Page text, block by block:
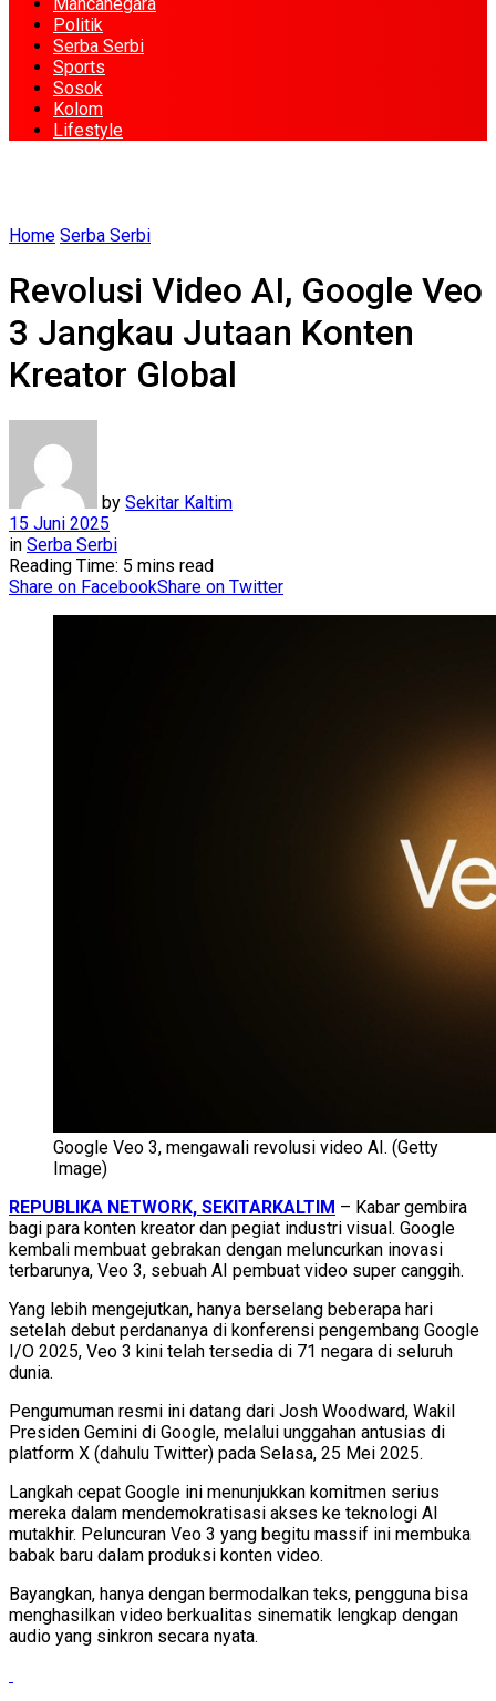
Politik
Serba Serbi
Sports
Sosok
Kolom
Lifestyle
Home Serba Serbi
Revolusi Video AI, Google Veo
3 Jangkau Jutaan Konten
Kreator Global
by Sekitar Kaltim
15 Juni 2025
in Serba Serbi
Reading Time: 5 mins read
Share on FacebookShare on Twitter
Google Veo 3, mengawali revolusi video AI. (Getty
Image)
REPUBLIKA NETWORK, SEKITARKALTIM – Kabar gembira
bagi para konten kreator dan pegiat industri visual. Google
kembali membuat gebrakan dengan meluncurkan inovasi
terbarunya, Veo 3, sebuah AI pembuat video super canggih.
Yang lebih mengejutkan, hanya berselang beberapa hari
setelah debut perdananya di konferensi pengembang Google
I/O 2025, Veo 3 kini telah tersedia di 71 negara di seluruh
dunia.
Pengumuman resmi ini datang dari Josh Woodward, Wakil
Presiden Gemini di Google, melalui unggahan antusias di
platform X (dahulu Twitter) pada Selasa, 25 Mei 2025.
Langkah cepat Google ini menunjukkan komitmen serius
mereka dalam mendemokratisasi akses ke teknologi AI
mutakhir. Peluncuran Veo 3 yang begitu massif ini membuka
babak baru dalam produksi konten video.
Bayangkan, hanya dengan bermodalkan teks, pengguna bisa
menghasilkan video berkualitas sinematik lengkap dengan
audio yang sinkron secara nyata.